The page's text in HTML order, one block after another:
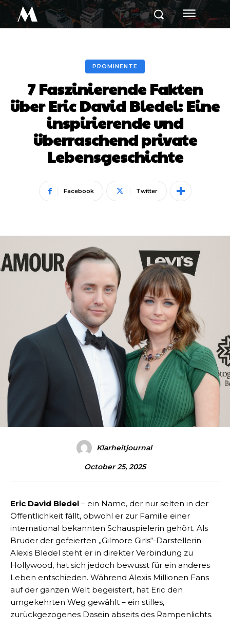
M
PROMINENTE
7 Faszinierende Fakten
über Eric David Bledel: Eine
inspirierende und
überraschend private
Lebensgeschichte
Facebook Twitter
Klarheitjournal
October 25, 2025
Eric David Bledel – ein Name, der nur selten in der
Öffentlichkeit fällt, obwohl er zur Familie einer
international bekannten Schauspielerin gehört. Als
Bruder der gefeierten „Gilmore Girls“-Darstellerin
Alexis Bledel steht er in direkter Verbindung zu
Hollywood, hat sich jedoch bewusst für ein anderes
Leben entschieden. Während Alexis Millionen Fans
auf der ganzen Welt begeistert, hat Eric den
umgekehrten Weg gewählt – ein stilles,
zurückgezogenes Dasein abseits des Rampenlichts.